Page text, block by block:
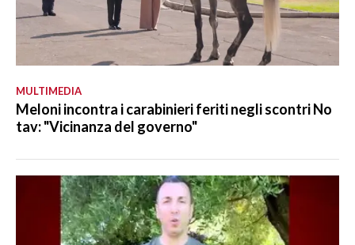
MULTIMEDIA
Meloni incontra i carabinieri feriti negli scontri No
tav: "Vicinanza del governo"